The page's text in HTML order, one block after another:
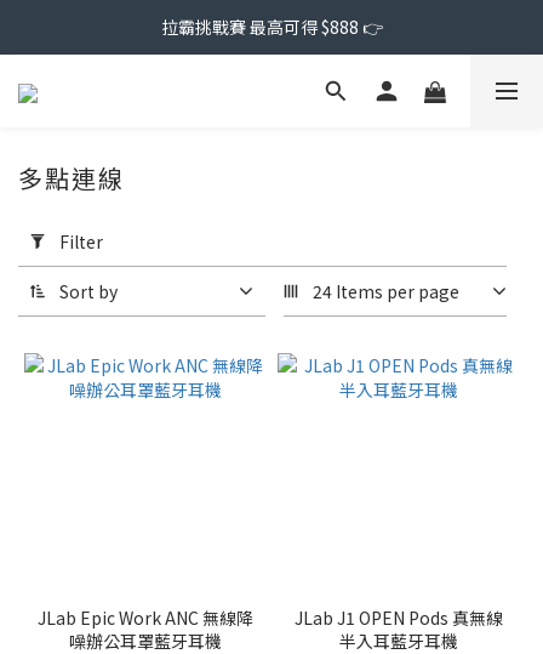
拉霸挑戰賽 最高可得 $888 👉
Filter
(0/20)
Range
(NT$)
多點連線
Filter
Sort by 24 Items per page
JLab Epic Work ANC 無線降
噪辦公耳罩藍牙耳機
JLab J1 OPEN Pods 真無線
半入耳藍牙耳機